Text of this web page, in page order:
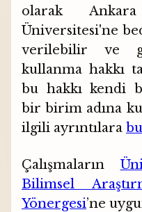
olarak
Üniversitesi'ne
verilebilir ve
kullanma hakkı
bu hakkı kendi
bir birim adına
ilgili ayrıntılara
Çalışmaların
Bilimsel
Yönergesi’ne